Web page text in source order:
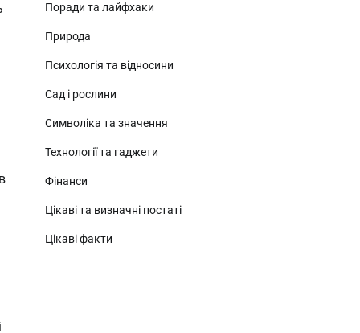
Поради та лайфхаки
Природа
Психологія та відносини
Сад і рослини
Символіка та значення
Технології та гаджети
Фінанси
Цікаві та визначні постаті
Цікаві факти